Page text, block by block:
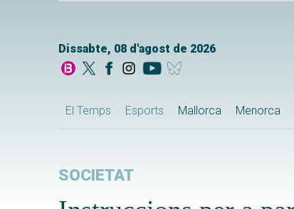
Dissabte, 08 d'agost de 2026
El Temps Esports Mallorca Menorca
SOCIETAT